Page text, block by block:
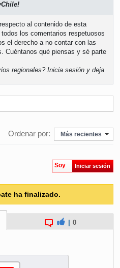
al contenido de esta
los comentarios respetuosos
el derecho a no contar con las
Cuéntanos qué piensas y sé parte
regionales?Inicia sesión y deja
Ordenar por: Más recientes
Soy Iniciar sesión
ha finalizado.
0